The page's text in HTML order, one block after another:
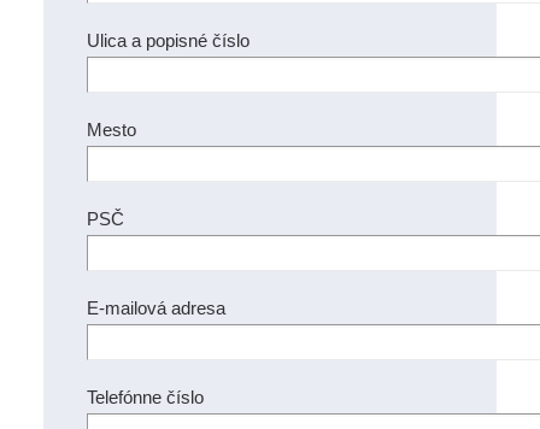
Ulica a popisné číslo
Mesto
PSČ
E-mailová adresa
Telefónne číslo